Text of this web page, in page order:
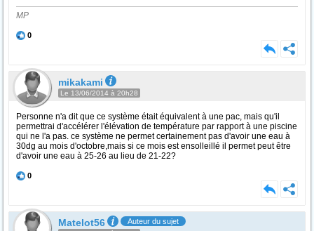
MP
0
mikakami
Le 13/06/2014 à 20h28
Personne n'a dit que ce système était équivalent à une pac, mais qu'il
permettrai d'accélérer l'élévation de température par rapport à une piscine
qui ne l'a pas. ce système ne permet certainement pas d'avoir une eau à
30dg au mois d'octobre,mais si ce mois est ensolleillé il permet peut être
d'avoir une eau à 25-26 au lieu de 21-22?
0
Matelot56 Auteur du sujet